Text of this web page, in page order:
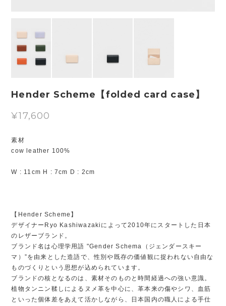
Hender Scheme【folded card case】
¥17,600
素材
cow leather 100%
W : 11cm H : 7cm D : 2cm
【Hender Scheme】
デザイナーRyo Kashiwazakiによって2010年にスタートした日本
のレザーブランド。
ブランド名は心理学用語 "Gender Schema（ジェンダースキー
マ）”を由来とした造語で、性別や既存の価値観に捉われない自由な
ものづくりという思想が込められています。
ブランドの核となるのは、素材そのものと時間経過への強い意識。
植物タンニン鞣しによるヌメ革を中心に、革本来の傷やシワ、血筋
といった個体差をあえて活かしながら、日本国内の職人による手仕